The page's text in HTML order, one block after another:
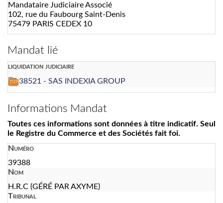
Mandataire Judiciaire Associé
102, rue du Faubourg Saint-Denis
75479 PARIS CEDEX 10
Mandat lié
liquidation judiciaire
38521 - SAS INDEXIA GROUP
Informations Mandat
Toutes ces informations sont données à titre indicatif. Seul
le Registre du Commerce et des Sociétés fait foi.
Numéro
39388
Nom
H.R.C (GÉRÉ PAR AXYME)
Tribunal